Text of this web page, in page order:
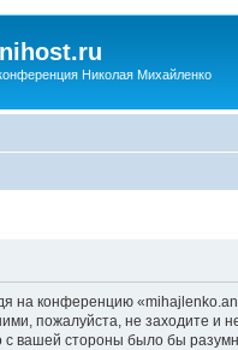
Николая Михайленко
на конференцию
пожалуйста, не заходите и
вашей стороны было бы